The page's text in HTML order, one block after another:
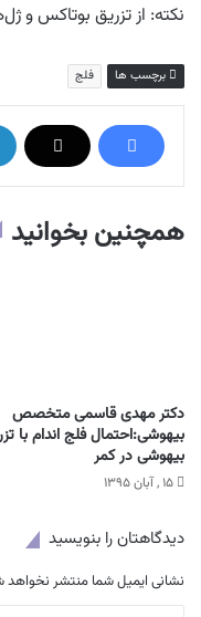
نکته: از تزریق بوتاکس و
برچسب ها فلج
همچنین بخوانید
دکتر مهدی قاسمی متخصص
بیهوشی:احتمال فلج اندام با
بیهوشی در کمر
۱۵ , آبان ۱۳۹۵
دیدگاهتان را بنویسید
نشانی ایمیل شما منتشر